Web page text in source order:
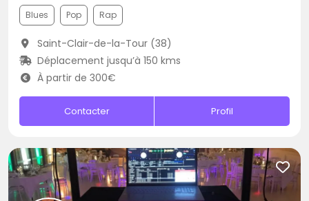
Blues Pop Rap
Saint-Clair-de-la-Tour (38)
Déplacement jusqu’à 150 kms
À partir de 300€
Contacter Profil